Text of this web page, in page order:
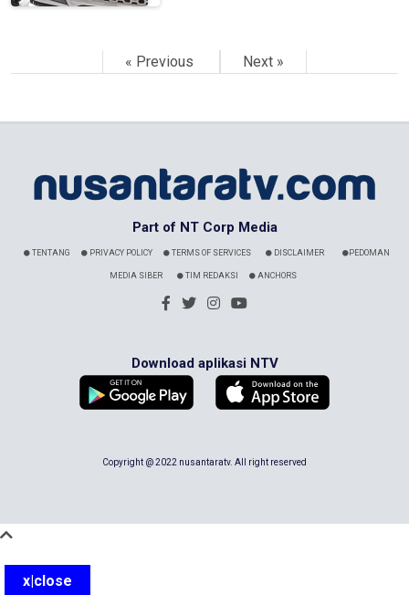
« Previous Next »
Part of NT Corp Media
TENTANG PRIVACY POLICY TERMS OF SERVICES DISCLAIMER PEDOMAN
MEDIA SIBER TIM REDAKSI ANCHORS
Download aplikasi NTV
Copyright @ 2022 nusantaratv. All right reserved
x|close